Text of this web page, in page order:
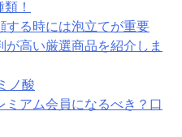
！
する時には泡立てが重要
高い厳選商品を紹介しま
ノ酸
アム会員になるべき？口